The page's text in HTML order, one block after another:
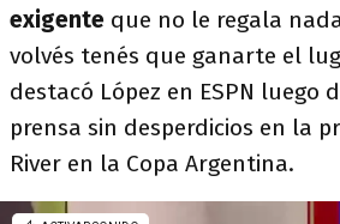
exigente que no le regala
volvés tenés que ganarte el
destacó López en ESPN luego
prensa sin desperdicios en la
River en la Copa Argentina.